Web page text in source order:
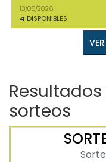
13/08/2026
4 DISPONIBLES
sorteos